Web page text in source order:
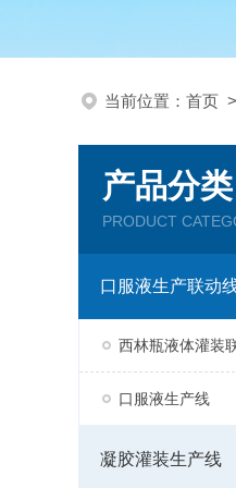
当前位置： 首页 >
产品分类
PRODUCT
口服液生产联动
西林瓶液体灌装
口服液生产线
凝胶灌装生产线